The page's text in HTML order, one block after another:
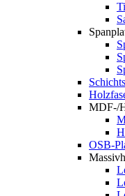
MDF-/
OSB-